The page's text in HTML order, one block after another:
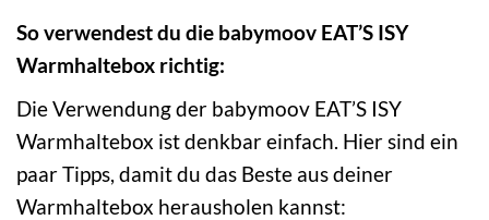
So verwendest du die babymoov EAT’S ISY
Warmhaltebox richtig:
Die Verwendung der babymoov EAT’S ISY
Warmhaltebox ist denkbar einfach. Hier sind ein
paar Tipps, damit du das Beste aus deiner
Warmhaltebox herausholen kannst: